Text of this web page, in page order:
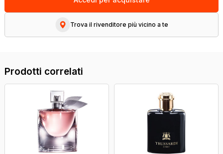
Trova il rivenditore più vicino a te
Prodotti correlati